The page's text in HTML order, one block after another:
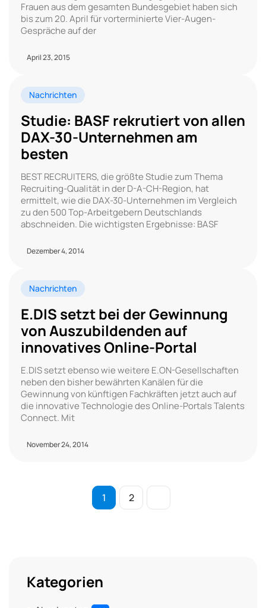
Frauen aus dem gesamten Bundesgebiet haben sich
bis zum 20. April für vorterminierte Vier-Augen-
Gespräche auf der
April 23, 2015
Nachrichten
Studie: BASF rekrutiert von allen
DAX-30-Unternehmen am
besten
BEST RECRUITERS, die größte Studie zum Thema
Recruiting-Qualität in der D-A-CH-Region, hat
ermittelt, wie die DAX-30-Unternehmen im Vergleich
zu den 500 Top-Arbeitgebern Deutschlands
abschneiden. Die wichtigsten Ergebnisse: BASF
Dezember 4, 2014
Nachrichten
E.DIS setzt bei der Gewinnung
von Auszubildenden auf
innovatives Online-Portal
E.DIS setzt ebenso wie weitere E.ON-Gesellschaften
neben den bisher bewährten Kanälen für die
Gewinnung von künftigen Fachkräften jetzt auch auf
die innovative Technologie des Online-Portals Talents
Connect. Mit
November 24, 2014
1 2
Kategorien